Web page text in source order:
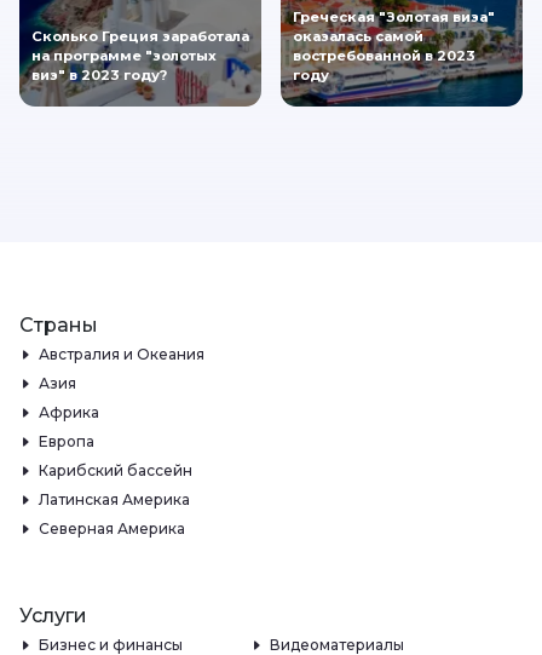
Сколько Греция заработала
на программе "золотых
виз" в 2023 году?
Греческая "Золотая виза"
оказалась самой
востребованной в 2023
году
Страны
Австралия и Океания
Азия
Африка
Европа
Карибский бассейн
Латинская Америка
Северная Америка
Услуги
Бизнес и финансы
Видеоматериалы